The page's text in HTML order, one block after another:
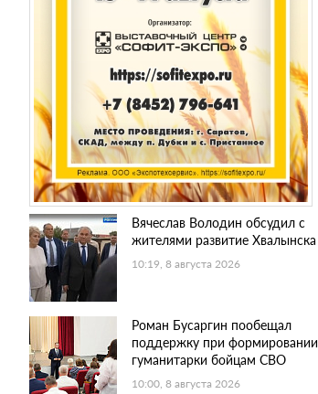
Вячеслав Володин обсудил с
жителями развитие Хвалынска
10:19, 8 августа 2026
Роман Бусаргин пообещал
поддержку при формировании
гуманитарки бойцам СВО
10:00, 8 августа 2026